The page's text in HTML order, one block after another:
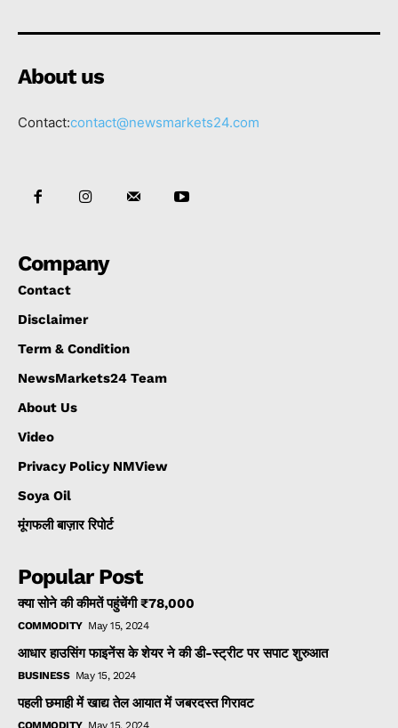
About us
Contact:contact@newsmarkets24.com
Company
Contact
Disclaimer
Term & Condition
NewsMarkets24 Team
About Us
Video
Privacy Policy NMView
Soya Oil
मूंगफली बाज़ार रिपोर्ट
Popular Post
क्या सोने की कीमतें पहुंचेंगी ₹78,000
COMMODITY May 15, 2024
आधार हाउसिंग फाइनेंस के शेयर ने की डी-स्ट्रीट पर सपाट शुरुआत
BUSINESS May 15, 2024
पहली छमाही में खाद्य तेल आयात में जबरदस्त गिरावट
COMMODITY May 15, 2024